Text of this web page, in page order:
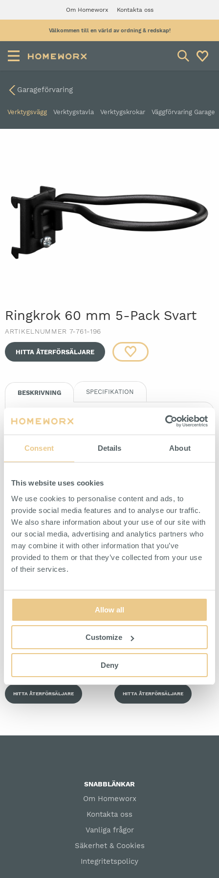
Consent Details About
This website uses cookies
We use cookies to personalise content and ads, to
provide social media features and to analyse our traffic.
We also share information about your use of our site with
our social media, advertising and analytics partners who
may combine it with other information that you’ve
provided to them or that they’ve collected from your use
of their services.
Allow all
Customize
Deny
Om Homeworx Kontakta oss
Välkommen till en värld av ordning & redskap!
Garageförvaring
Verktygsvägg Verktygstavla Verktygskrokar Väggförvaring Garage
Ringkrok 60 mm 5-Pack Svart
ARTIKELNUMMER 7-761-196
HITTA ÅTERFÖRSÄLJARE
BESKRIVNING SPECIFIKATION
Ringkrok till perforerad panel för verktygsupphängning.
Avsedda för håldimension 9x9 mm, hålavstånd c/c 38 mm.
Passar även perforerade verktygstavlor med runda hål med
LIKNANDE PRODUKTER
Svart
HITTA ÅTERFÖRSÄLJARE
Svart
perforerad panel.
HITTA ÅTERFÖRSÄLJARE
SNABBLÄNKAR
Om Homeworx
Kontakta oss
Vanliga frågor
Säkerhet & Cookies
Integritetspolicy